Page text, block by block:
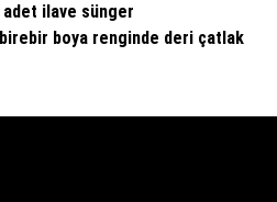
adet ilave sünger
boya renginde deri çatlak